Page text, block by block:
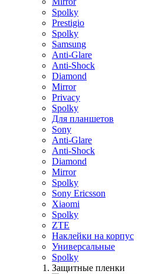
Spolky
Prestigio
Spolky
Samsung
Anti-Glare
Anti-Shock
Diamond
Mirror
Privacy
Spolky
Для планшетов
Sony
Anti-Glare
Anti-Shock
Diamond
Mirror
Spolky
Sony Ericsson
Xiaomi
Spolky
ZTE
Наклейки на корпус
Универсальные
Spolky
Защитные пленки